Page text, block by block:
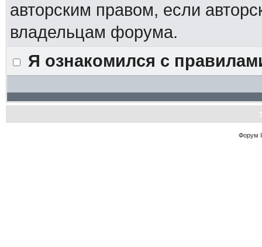
авторским правом, если
владельцам форума.
Я ознакомился с
Форум